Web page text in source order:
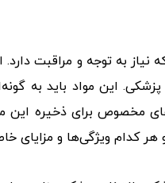
به توجه و مراقبت دارد.
پزشکی. این مواد باید به
مخصوص برای ذخیره این
کدام ویژگی‌ها و مزایای